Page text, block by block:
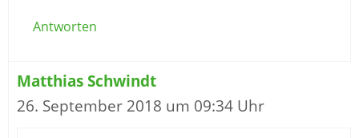
Antworten
Matthias Schwindt
26. September 2018 um 09:34 Uhr